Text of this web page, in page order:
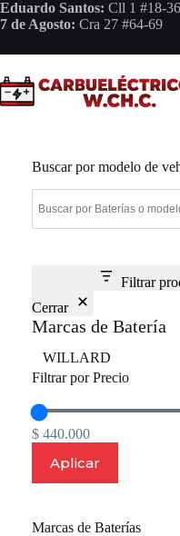
Saltar
al
Eduardo Santos: Cll 1 #18-36
7 de Agosto: Cra 27 #64-69
Buscar por modelo de
Filtrar
Cerrar
Marcas de Batería
Marca
WILLARD
Filtrar por Precio
$ 440.000
Aplicar
Marcas de Baterías